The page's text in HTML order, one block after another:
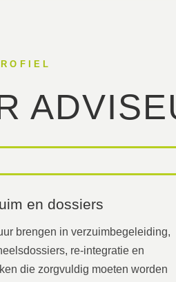
en dossiers
brengen in verzuimbegeleiding,
re-integratie en
die zorgvuldig moeten worden